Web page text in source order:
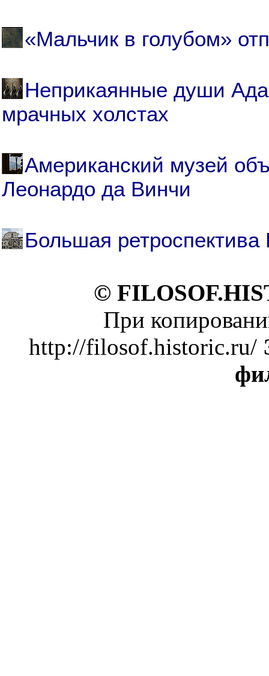
«Мальчик в голубом»
Неприкаянные души
мрачных холстах
Американский музей
Леонардо да Винчи
Большая
©
При
http://filosof.historic.ru/